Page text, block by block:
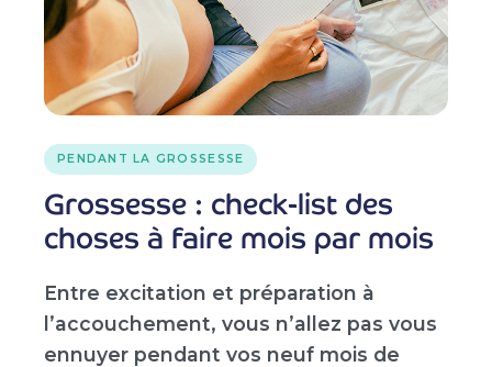
PENDANT LA GROSSESSE
Grossesse : check-list des
choses à faire mois par mois
Entre excitation et préparation à
l’accouchement, vous n’allez pas vous
ennuyer pendant vos neuf mois de